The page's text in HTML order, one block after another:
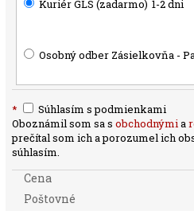
Kuriér GLS (zadarmo) 1-2 dni
Osobný odber Zásielkovňa -
*
Súhlasím s podmienkami
Oboznámil som sa sobchodnými a
prečítal som ich a porozumel ich
súhlasím.
Cena
Poštovné